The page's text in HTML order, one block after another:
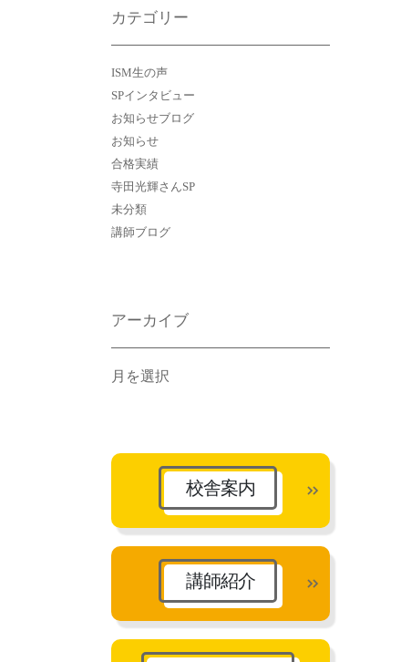
カテゴリー
ISM生の声
SPインタビュー
お知らせブログ
お知らせ
合格実績
寺田光輝さんSP
未分類
講師ブログ
アーカイブ
ア
ブ
校舎案内
講師紹介